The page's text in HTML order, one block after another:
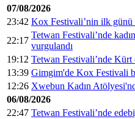
07/08/2026
23:42 Kox Festivali’nin ilk günü
22:17
Tetwan Festivali’nde
vurgulandı
19:12 Tetwan Festivali’nde Kürt
13:39 Gimgim'de Kox Festivali
12:26 Xwebun Kadın
06/08/2026
22:47 Tetwan Festivali’nde